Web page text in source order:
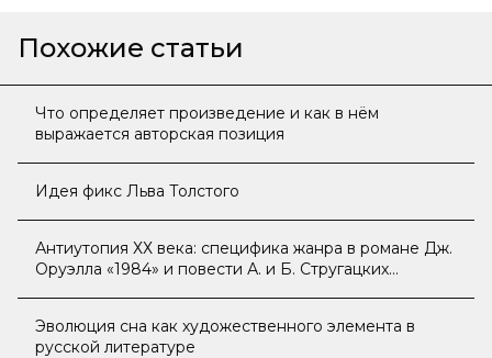
Похожие статьи
Что определяет произведение и как в нём
выражается авторская позиция
Идея фикс Льва Толстого
Антиутопия ХХ века: специфика жанра в романе Дж.
Оруэлла «1984» и повести А. и Б. Стругацких
Эволюция сна как художественного элемента в
русской литературе